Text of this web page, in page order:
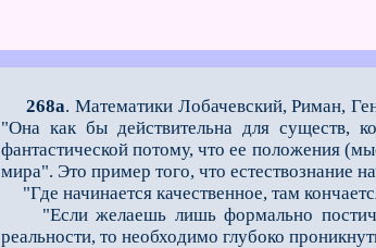
268а. Математики Лобачевский, Риман,
"Она как бы действительна для существ,
фантастической потому, что ее положения
мира". Это пример того, что естествознание
"Где начинается качественное, там
"Если желаешь лишь формально постичь
реальности, то необходимо глубоко